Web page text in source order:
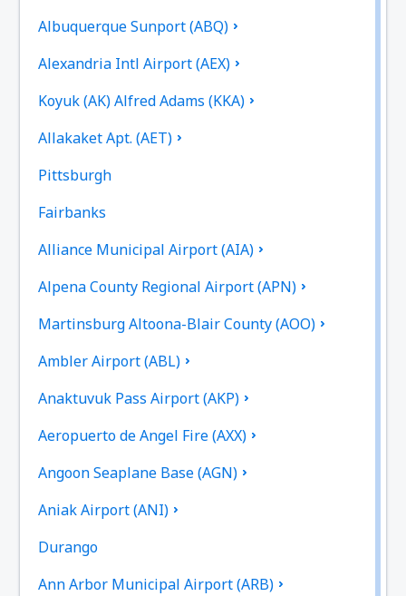
Albuquerque Sunport (ABQ)
Alexandria Intl Airport (AEX)
Koyuk (AK) Alfred Adams (KKA)
Allakaket Apt. (AET)
Pittsburgh
Fairbanks
Alliance Municipal Airport (AIA)
Alpena County Regional Airport (APN)
Martinsburg Altoona-Blair County (AOO)
Ambler Airport (ABL)
Anaktuvuk Pass Airport (AKP)
Aeropuerto de Angel Fire (AXX)
Angoon Seaplane Base (AGN)
Aniak Airport (ANI)
Durango
Ann Arbor Municipal Airport (ARB)